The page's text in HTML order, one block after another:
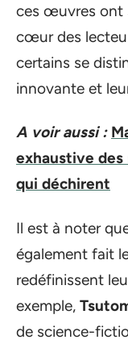
ces œuvres ont
cœur des
certains se
innovante et
A voir aussi :
exhaustive des
qui déchirent
Il est à noter
également fait
redéfinissent
exemple,
de science-